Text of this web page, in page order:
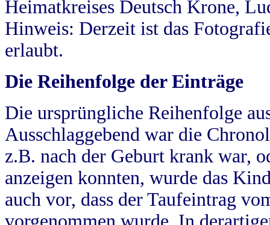
Heimatkreises Deutsch Krone,
Hinweis: Derzeit ist das
erlaubt.
Die Reihenfolge der Einträge
Die ursprüngliche Reihenfolge
Ausschlaggebend war die
z.B. nach der Geburt krank war,
anzeigen konnten, wurde das
auch vor, dass der Taufeintrag